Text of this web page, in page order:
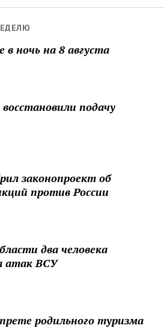
в ночь на 8 августа
подачу
законопроект об
против России
два человека
атак ВСУ
родильного туризма